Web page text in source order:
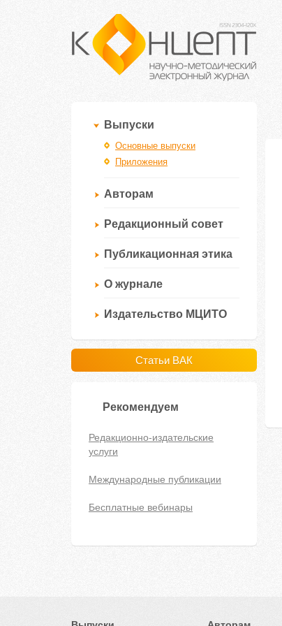
Выпуски
Основные выпуски
Приложения
Авторам
Редакционный совет
Публикационная этика
О журнале
Издательство МЦИТО
Статьи ВАК
Рекомендуем
Редакционно-издательские
услуги
Международные публикации
Бесплатные вебинары